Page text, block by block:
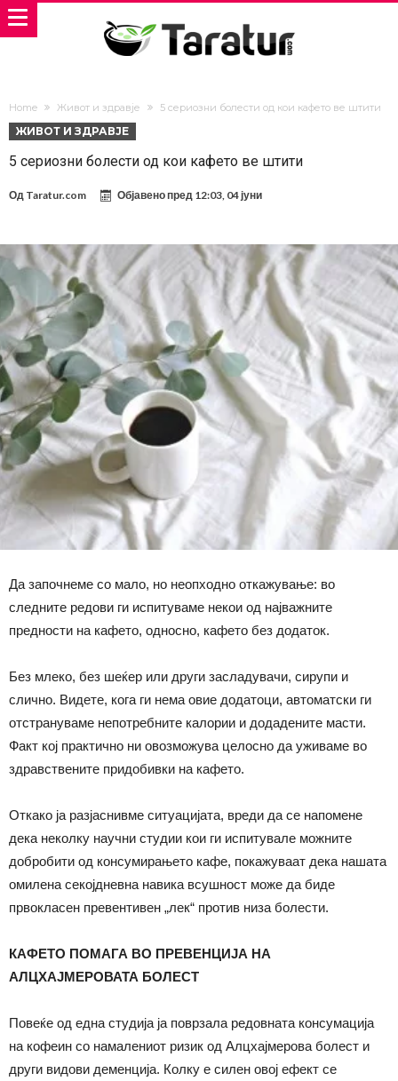
Home Живот и здравје 5 сериозни болести од кои кафето ве штити
ЖИВОТ И ЗДРАВЈЕ
5 сериозни болести од кои кафето ве штити
Од Taratur.com Објавено пред 12:03, 04 јуни
Да започнеме со мало, но неопходно откажување: во
следните редови ги испитуваме некои од најважните
предности на кафето, односно, кафето без додаток.
Без млеко, без шеќер или други засладувачи, сирупи и
слично. Видете, кога ги нема овие додатоци, автоматски ги
отстрануваме непотребните калории и додадените масти.
Факт кој практично ни овозможува целосно да уживаме во
здравствените придобивки на кафето.
Откако ја разјаснивме ситуацијата, вреди да се напомене
дека неколку научни студии кои ги испитувале можните
добробити од консумирањето кафе, покажуваат дека нашата
омилена секојдневна навика всушност може да биде
првокласен превентивен „лек“ против низа болести.
КАФЕТО ПОМАГА ВО ПРЕВЕНЦИЈА НА
АЛЦХАЈМЕРОВАТА БОЛЕСТ
Повеќе од една студија ја поврзала редовната консумација
на кофеин со намалениот ризик од Алцхајмерова болест и
други видови деменција. Колку е силен овој ефект се